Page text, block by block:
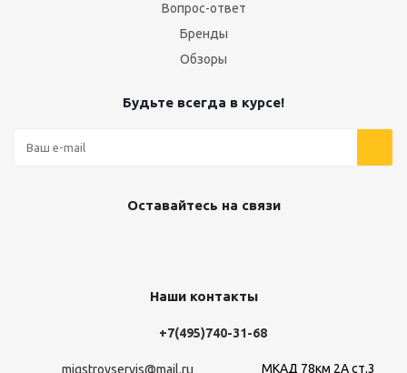
Вопрос-ответ
Бренды
Обзоры
Будьте всегда в курсе!
Оставайтесь на связи
Наши контакты
+7(495)740-31-68
migstroyservis@mail.ru МКАД 78км 2А ст.3